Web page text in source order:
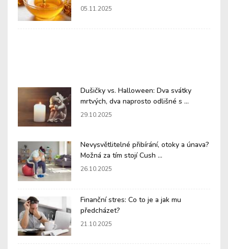
05.11.2025
Dušičky vs. Halloween: Dva svátky
mrtvých, dva naprosto odlišné s ...
29.10.2025
Nevysvětlitelné přibírání, otoky a únava?
Možná za tím stojí Cush ...
26.10.2025
Finanční stres: Co to je a jak mu
předcházet?
21.10.2025